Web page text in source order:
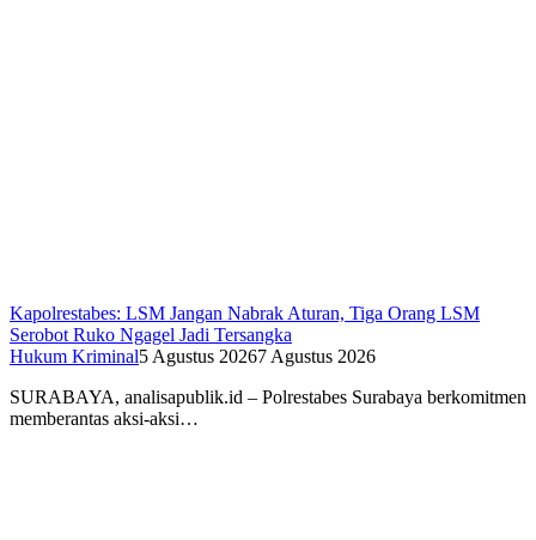
Kapolrestabes: LSM Jangan Nabrak Aturan, Tiga Orang LSM
Serobot Ruko Ngagel Jadi Tersangka
Hukum Kriminal5 Agustus 20267 Agustus 2026
SURABAYA, analisapublik.id – Polrestabes Surabaya berkomitmen
memberantas aksi-aksi…